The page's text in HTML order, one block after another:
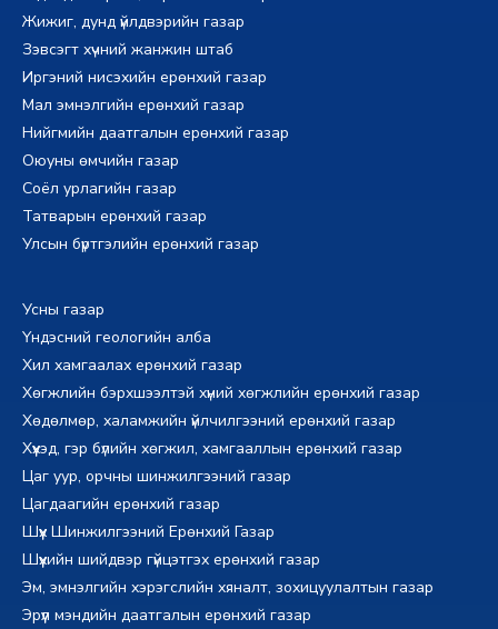
Жижиг, дунд үйлдвэрийн газар
Зэвсэгт хүчний жанжин штаб
Иргэний нисэхийн ерөнхий газар
Мал эмнэлгийн ерөнхий газар
Нийгмийн даатгалын ерөнхий газар
Оюуны өмчийн газар
Соёл урлагийн газар
Татварын ерөнхий газар
Улсын бүртгэлийн ерөнхий газар
Усны газар
Үндэсний геологийн алба
Хил хамгаалах ерөнхий газар
Хөгжлийн бэрхшээлтэй хүний хөгжлийн ерөнхий газар
Хөдөлмөр, халамжийн үйлчилгээний ерөнхий газар
Хүүхэд, гэр бүлийн хөгжил, хамгааллын ерөнхий газар
Цаг уур, орчны шинжилгээний газар
Цагдаагийн ерөнхий газар
Шүүх Шинжилгээний Ерөнхий Газар
Шүүхийн шийдвэр гүйцэтгэх ерөнхий газар
Эм, эмнэлгийн хэрэгслийн хяналт, зохицуулалтын газар
Эрүүл мэндийн даатгалын ерөнхий газар